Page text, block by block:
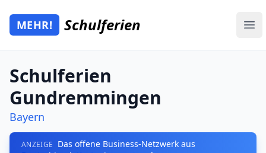
Zum Hauptinhalt springen
Mehr Schulferien
MEHR! Schulferien
Schulferien
Gundremmingen
Bayern
ANZEIGE Das offene Business-Netzwerk aus